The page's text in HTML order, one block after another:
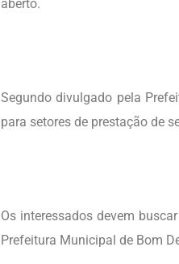
aberto.
Segundo divulgado pela
para setores de prestação de
Os interessados devem
Prefeitura Municipal de Bom